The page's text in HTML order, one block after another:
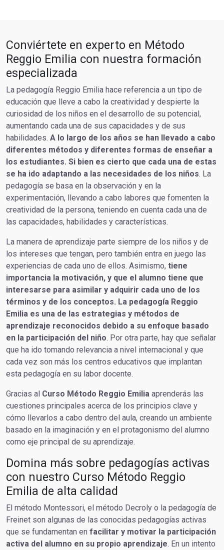
Conviértete en experto en Método
Reggio Emilia con nuestra formación
especializada
La pedagogía Reggio Emilia hace referencia a un tipo de
educación que lleve a cabo la creatividad y despierte la
curiosidad de los niños en el desarrollo de su potencial,
aumentando cada una de sus capacidades y de sus
habilidades. A lo largo de los años se han llevado a cabo
diferentes métodos y diferentes formas de enseñar a
los estudiantes. Si bien es cierto que cada una de estas
se ha ido adaptando a las necesidades de los niños. La
pedagogía se basa en la observación y en la
experimentación, llevando a cabo labores que fomenten la
creatividad de la persona, teniendo en cuenta cada una de
las capacidades, habilidades y características.
La manera de aprendizaje parte siempre de los niños y de
los intereses que tengan, pero también entra en juego las
experiencias de cada uno de ellos. Asimismo, tiene
importancia la motivación, y que el alumno tiene que
interesarse para asimilar y adquirir cada uno de los
términos y de los conceptos. La pedagogía Reggio
Emilia es una de las estrategias y métodos de
aprendizaje reconocidos debido a su enfoque basado
en la participación del niño. Por otra parte, hay que señalar
que ha ido tomando relevancia a nivel internacional y que
cada vez son más los centros educativos que implantan
esta pedagogía en su labor docente.
Gracias al Curso Método Reggio Emilia aprenderás las
cuestiones principales acerca de los principios clave y
cómo llevarlos a cabo dentro del aula, creando un ambiente
basado en la imaginación y en el protagonismo del alumno
como eje principal de su aprendizaje.
Domina más sobre pedagogías activas
con nuestro Curso Método Reggio
Emilia de alta calidad
El método Montessori, el método Decroly o la pedagogía de
Freinet son algunas de las conocidas pedagogías activas
que se fundamentan en facilitar y motivar la participación
activa del alumno en su propio aprendizaje. En un intento